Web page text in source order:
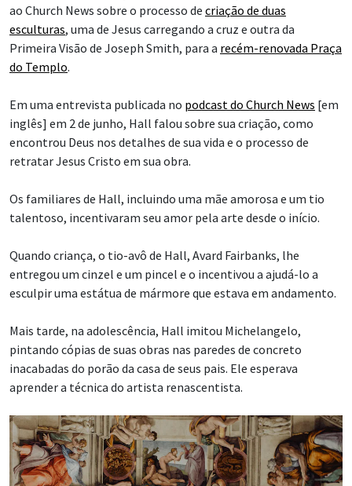
ao Church News sobre o processo de criação de duas
esculturas, uma de Jesus carregando a cruz e outra da
Primeira Visão de Joseph Smith, para a recém-renovada Praça
do Templo.
Em uma entrevista publicada no podcast do Church News [em
inglês] em 2 de junho, Hall falou sobre sua criação, como
encontrou Deus nos detalhes de sua vida e o processo de
retratar Jesus Cristo em sua obra.
Os familiares de Hall, incluindo uma mãe amorosa e um tio
talentoso, incentivaram seu amor pela arte desde o início.
Quando criança, o tio-avô de Hall, Avard Fairbanks, lhe
entregou um cinzel e um pincel e o incentivou a ajudá-lo a
esculpir uma estátua de mármore que estava em andamento.
Mais tarde, na adolescência, Hall imitou Michelangelo,
pintando cópias de suas obras nas paredes de concreto
inacabadas do porão da casa de seus pais. Ele esperava
aprender a técnica do artista renascentista.